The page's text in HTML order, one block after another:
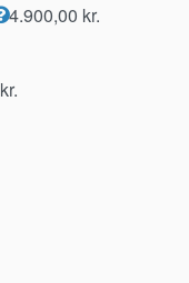
4.900,00 kr.
kr.